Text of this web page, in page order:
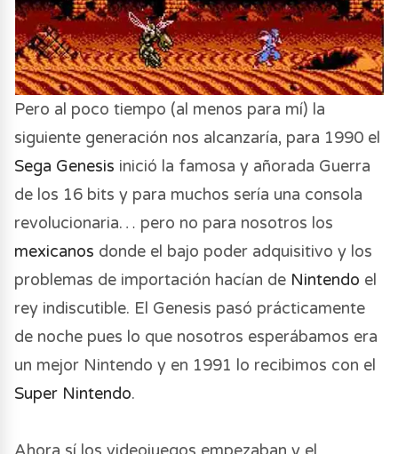
Pero al poco tiempo (al menos para mí) la
siguiente generación nos alcanzaría, para 1990 el
Sega Genesis inició la famosa y añorada Guerra
de los 16 bits y para muchos sería una consola
revolucionaria… pero no para nosotros los
mexicanos donde el bajo poder adquisitivo y los
problemas de importación hacían de Nintendo el
rey indiscutible. El Genesis pasó prácticamente
de noche pues lo que nosotros esperábamos era
un mejor Nintendo y en 1991 lo recibimos con el
Super Nintendo.